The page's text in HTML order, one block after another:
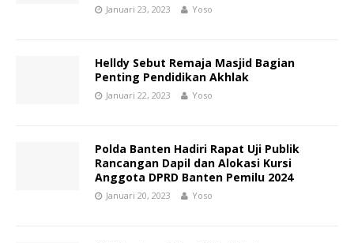
Januari 23, 2023 Yoso
Helldy Sebut Remaja Masjid Bagian
Penting Pendidikan Akhlak
Januari 22, 2023 Yoso
Polda Banten Hadiri Rapat Uji Publik
Rancangan Dapil dan Alokasi Kursi
Anggota DPRD Banten Pemilu 2024
Januari 20, 2023 Yoso